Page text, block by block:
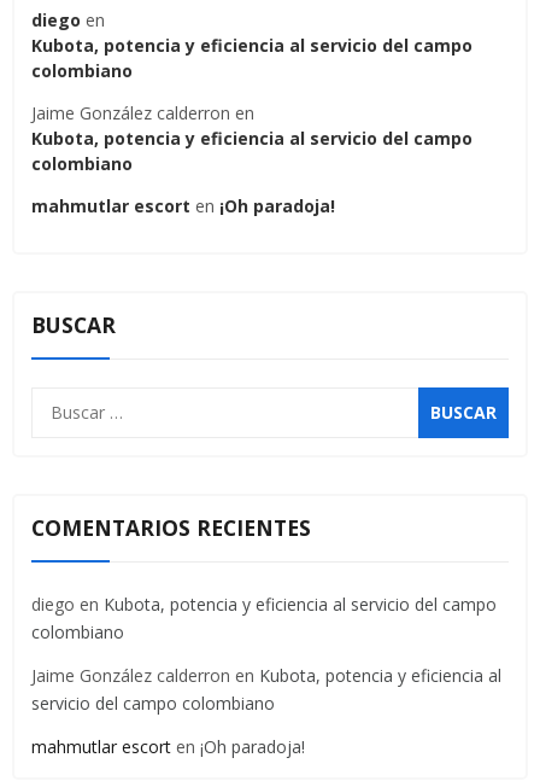
diego en
Kubota, potencia y eficiencia al servicio del campo
colombiano
Jaime González calderron en
Kubota, potencia y eficiencia al servicio del campo
colombiano
mahmutlar escort en ¡Oh paradoja!
BUSCAR
COMENTARIOS RECIENTES
diego en Kubota, potencia y eficiencia al servicio del campo
colombiano
Jaime González calderron en Kubota, potencia y eficiencia al
servicio del campo colombiano
mahmutlar escort en ¡Oh paradoja!